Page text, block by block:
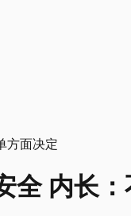
全 内长